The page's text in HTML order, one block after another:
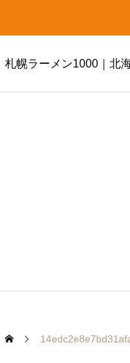
札幌ラーメン1000｜北